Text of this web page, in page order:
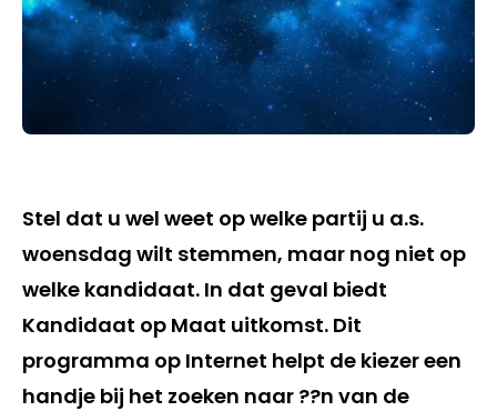
Stel dat u wel weet op welke partij u a.s.
woensdag wilt stemmen, maar nog niet op
welke kandidaat. In dat geval biedt
Kandidaat op Maat uitkomst. Dit
programma op Internet helpt de kiezer een
handje bij het zoeken naar ??n van de